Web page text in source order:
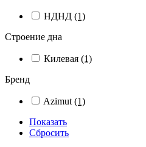
НДНД (1)
Строение дна
Килевая (1)
Бренд
Azimut (1)
Показать
Сбросить